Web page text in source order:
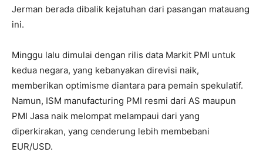
Jerman berada dibalik kejatuhan dari pasangan matauang
ini.
Minggu lalu dimulai dengan rilis data Markit PMI untuk
kedua negara, yang kebanyakan direvisi naik,
memberikan optimisme diantara para pemain spekulatif.
Namun, ISM manufacturing PMI resmi dari AS maupun
PMI Jasa naik melompat melampaui dari yang
diperkirakan, yang cenderung lebih membebani
EUR/USD.